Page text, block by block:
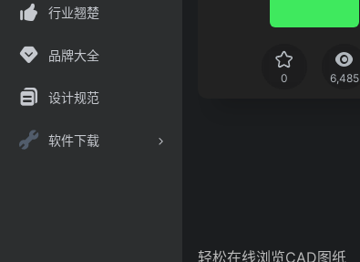
行业翘楚
品牌大全
设计规范
软件下载
0 6,485
轻松在线浏览CAD图纸